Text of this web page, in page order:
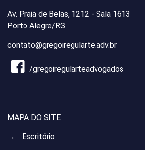
Av. Praia de Belas, 1212 - Sala 1613
Porto Alegre/RS
contato@gregoiregularte.adv.br
/gregoiregularteadvogados
MAPA DO SITE
→ Escritório